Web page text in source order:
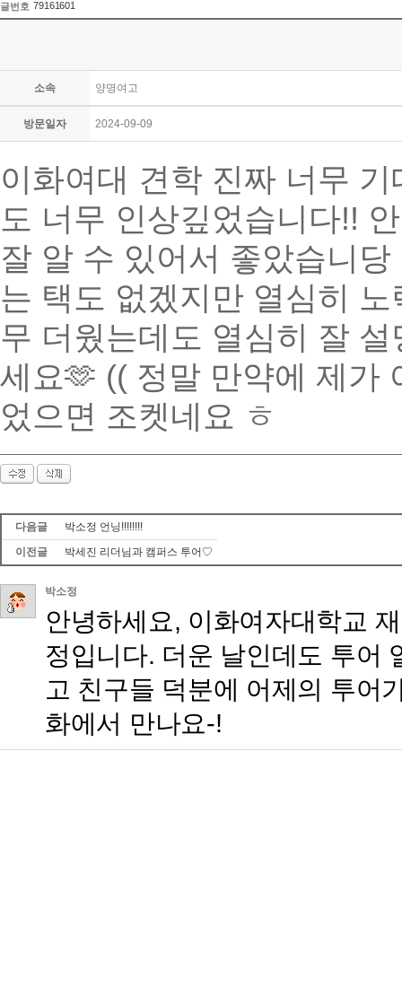
글번호 79161601
소속 양명여고
방문일자 2024-09-09
이화여대 견학 진짜 너무
도 너무 인상깊었습니다!!
잘 알 수 있어서 좋았습니
는 택도 없겠지만 열심히
무 더웠는데도 열심히 잘
세요🫶 (( 정말 만약에 제가
었으면 조켓네요 ㅎ
다음글
박소정 언닝!!!!!!!!
이전글
박세진 리더님과 캠퍼스 투어♡
박소정
안녕하세요, 이화여자대학교
정입니다. 더운 날인데도 투어
고 친구들 덕분에 어제의 투어
화에서 만나요-!